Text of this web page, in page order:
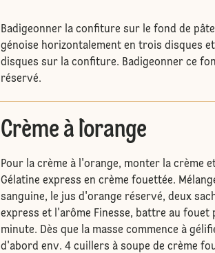
Badigeonner la confiture sur le fond de
génoise horizontalement en trois disques
disques sur la confiture. Badigeonner ce
réservé.
Crème à l`orange
Pour la crème à l'orange, monter la crème
Gélatine express en crème fouettée.
sanguine, le jus d'orange réservé, deux
express et l'arôme Finesse, battre au fouet
minute. Dès que la masse commence à
d'abord env. 4 cuillers à soupe de crème